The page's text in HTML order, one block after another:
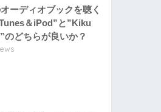
ーディオブックを聴く
＆iPod”と”Kiku
のどちらが良いか？